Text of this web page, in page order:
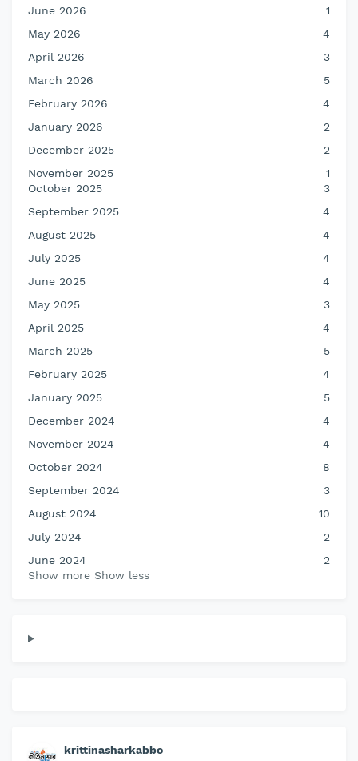
June 2026
1
May 2026
4
April 2026
3
March 2026
5
February 2026
4
January 2026
2
December 2025
2
November 2025
1
October 2025
3
September 2025
4
August 2025
4
July 2025
4
June 2025
4
May 2025
3
April 2025
4
March 2025
5
February 2025
4
January 2025
5
December 2024
4
November 2024
4
October 2024
8
September 2024
3
August 2024
10
July 2024
2
June 2024
2
Show more Show less
krittinasharkabbo